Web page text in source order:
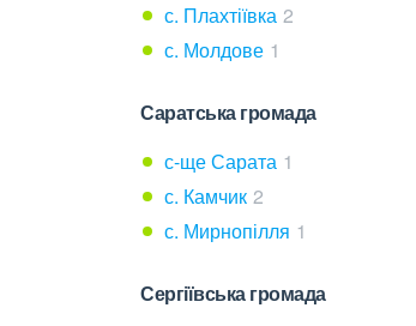
с. Плахтіївка 2
с. Молдове 1
Саратська громада
с-ще Сарата 1
с. Камчик 2
с. Мирнопілля 1
Сергіївська громада